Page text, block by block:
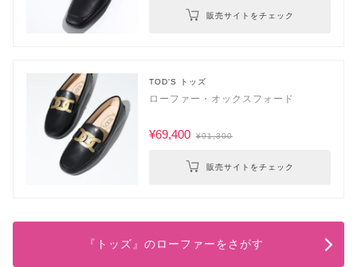
販売サイトをチェック
TOD'S トッズ
ローファー・オックスフォード
¥69,400 ¥91,300
販売サイトをチェック
『トッズ』のローファーをさがす